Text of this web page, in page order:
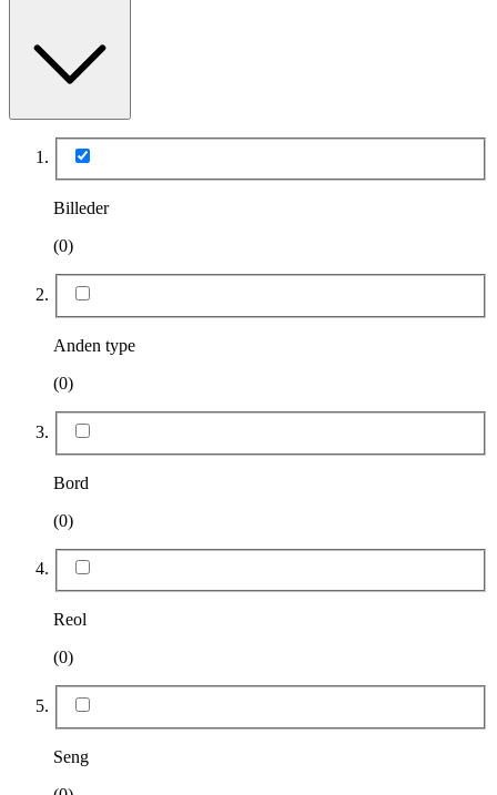
Billeder
(0)
Anden type
(0)
Bord
(0)
Reol
(0)
Seng